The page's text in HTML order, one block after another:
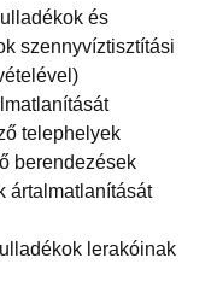
és
szennyvíztisztítási
telephelyek
berendezések
ártalmatlanítását
lerakóinak